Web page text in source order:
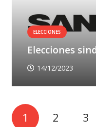
ELECCIONES
Elecciones
14/12/2023
1 2 3